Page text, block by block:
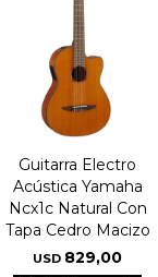
Guitarra Electro
Acústica Yamaha
Ncx1c Natural Con
Tapa Cedro Macizo
USD 829,00